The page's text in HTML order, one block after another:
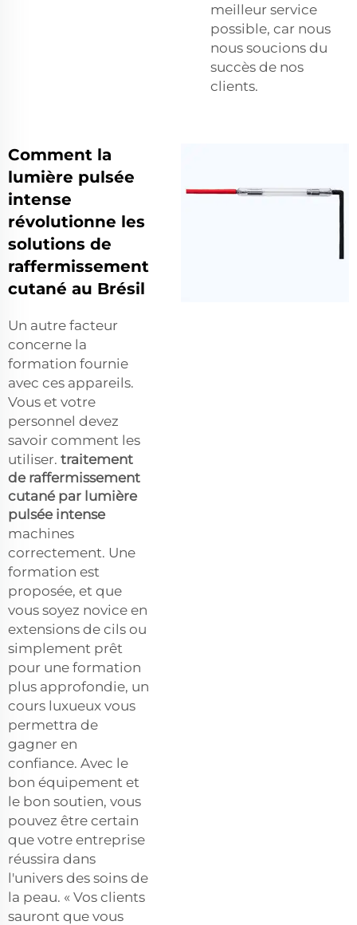
meilleur service
possible, car nous
nous soucions du
succès de nos
clients.
Comment la
lumière pulsée
intense
révolutionne les
solutions de
raffermissement
cutané au Brésil
Un autre facteur
concerne la
formation fournie
avec ces appareils.
Vous et votre
personnel devez
savoir comment les
utiliser. traitement
de raffermissement
cutané par lumière
pulsée intense
machines
correctement. Une
formation est
proposée, et que
vous soyez novice en
extensions de cils ou
simplement prêt
pour une formation
plus approfondie, un
cours luxueux vous
permettra de
gagner en
confiance. Avec le
bon équipement et
le bon soutien, vous
pouvez être certain
que votre entreprise
réussira dans
l'univers des soins de
la peau. « Vos clients
sauront que vous